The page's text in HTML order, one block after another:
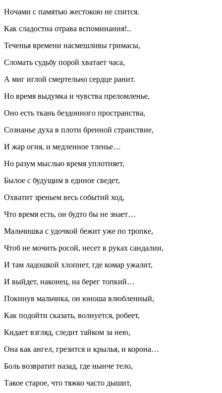
Ночами с памятью жестокою не спится.
Как сладостна отрава вспоминания!..
Теченья времени насмешливы гримасы,
Сломать судьбу порой хватает часа,
А миг иглой смертельно сердце ранит.
Но время выдумка и чувства преломленье,
Оно есть ткань бездонного пространства,
Сознанье духа в плоти бренной странствие,
И жар огня, и медленное тленье…
Но разум мыслью время уплотняет,
Былое с будущим в единое сведет,
Охватит зреньем весь событий ход,
Что время есть, он будто бы не знает…
Мальчишка с удочкой бежит уже по тропке,
Чтоб не мочить росой, несет в руках сандалии,
И там ладошкой хлопнет, где комар ужалит,
И выйдет, наконец, на берег топкий…
Покинув мальчика, он юноша влюбленный,
Как подойти сказать, волнуется, робеет,
Кидает взгляд, следит тайком за нею,
Она как ангел, грезится и крылья, и корона…
Боль возвратит назад, где нынче тело,
Такое старое, что тяжко часто дышит,